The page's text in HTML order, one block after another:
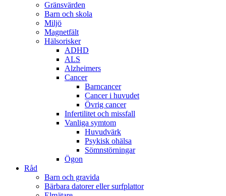
Gränsvärden
Barn och skola
Miljö
Magnetfält
Hälsorisker
ADHD
ALS
Alzheimers
Cancer
Barncancer
Cancer i huvudet
Övrig cancer
Infertilitet och missfall
Vanliga symtom
Huvudvärk
Psykisk ohälsa
Sömnstörningar
Ögon
Råd
Barn och gravida
Bärbara datorer eller surfplattor